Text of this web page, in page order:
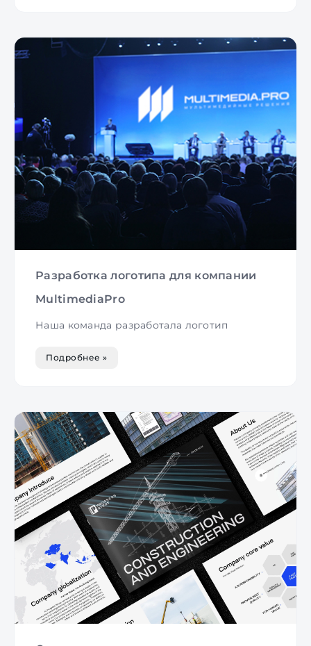
Разработка логотипа для компании
MultimediaPro
Наша команда разработала логотип
Подробнее »